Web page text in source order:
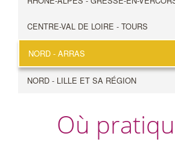
CENTRE-VAL DE LOIRE - TOURS
NORD - ARRAS
NORD - LILLE ET SA RÉGION
Où